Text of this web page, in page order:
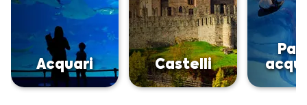
Acquari Castelli